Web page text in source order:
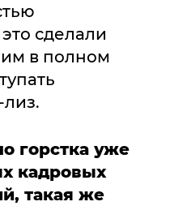
сделали
в полном
горстка уже
кадровых
такая же